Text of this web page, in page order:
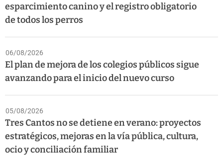
esparcimiento canino y el registro obligatorio
de todos los perros
06/08/2026
El plan de mejora de los colegios públicos sigue
avanzando para el inicio del nuevo curso
05/08/2026
Tres Cantos no se detiene en verano: proyectos
estratégicos, mejoras en la vía pública, cultura,
ocio y conciliación familiar